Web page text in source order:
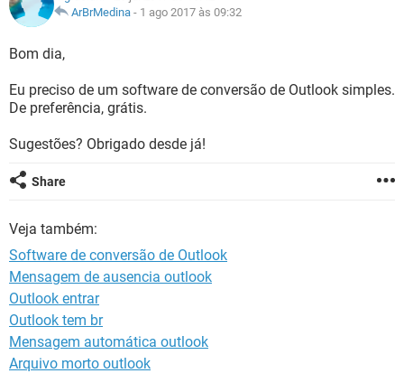
GUIA DE COMPRAS
INSTAGRAM
GUIA DE COMPRAS
CELULAR FACEBOOK
GUIA DE COMPRAS
JOGOS
CELULAR
OUTLOOK EXCEL
INSTAGRAM
GUIA DE COMPRAS
ArBrMedina - 1 ago 2017 às 09:32
Bom dia,
Eu preciso de um software de conversão de Outlook simples.
De preferência, grátis.
Sugestões? Obrigado desde já!
Share
Veja também:
Software de conversão de Outlook
Mensagem de ausencia outlook
Outlook entrar
Outlook tem br
Mensagem automática outlook
Arquivo morto outlook